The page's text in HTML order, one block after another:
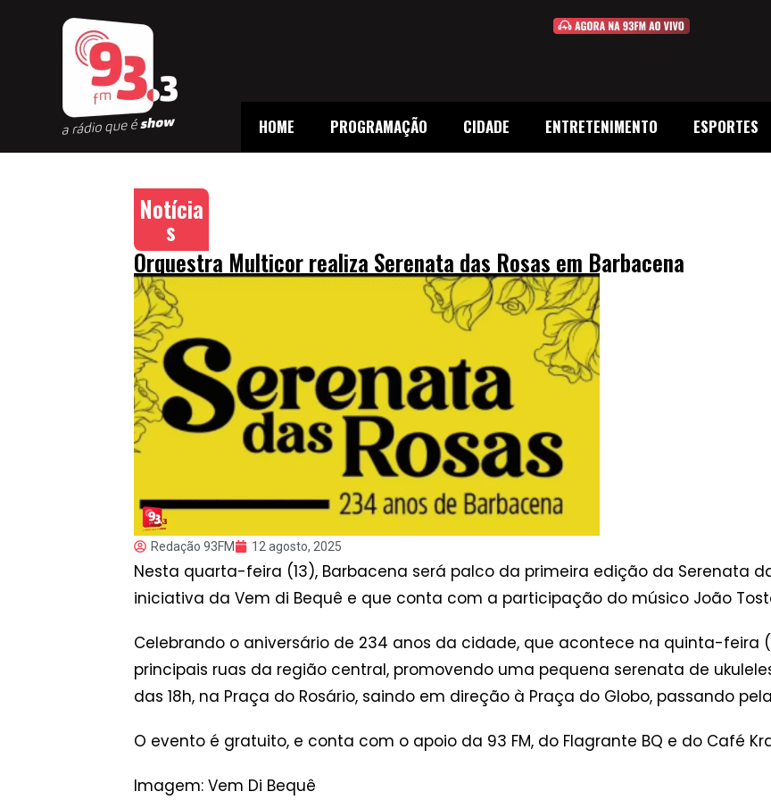
HOME PROGRAMAÇÃO CIDADE ENTRETENIMENTO ESPORTES
Notícia
s
Orquestra Multicor realiza Serenata das Rosas em Barbacena
Redação 93FM 12 agosto, 2025
Nesta quarta-feira (13), Barbacena será palco da primeira edição da Serenata
iniciativa da Vem di Bequê e que conta com a participação do músico João
Celebrando o aniversário de 234 anos da cidade, que acontece na quinta-feira
principais ruas da região central, promovendo uma pequena serenata de
das 18h, na Praça do Rosário, saindo em direção à Praça do Globo, passando
O evento é gratuito, e conta com o apoio da 93 FM, do Flagrante BQ e do Café
Imagem: Vem Di Bequê